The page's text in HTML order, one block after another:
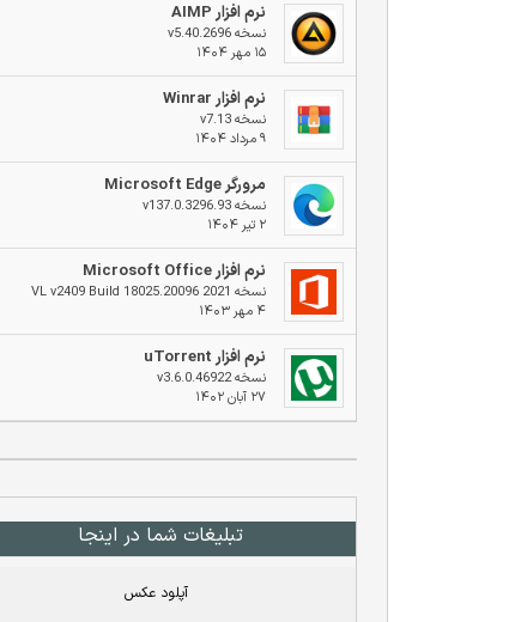
نرم افزار AIMP
نسخه v5.40.2696
۱۵ مهر ۱۴۰۴
نرم افزار Winrar
نسخه v7.13
۹ مرداد ۱۴۰۴
مرورگر Microsoft Edge
نسخه v137.0.3296.93
۲ تیر ۱۴۰۴
نرم افزار Microsoft Office
نسخه 2021 VL v2409 Build 18025.20096
۴ مهر ۱۴۰۳
نرم افزار uTorrent
نسخه v3.6.0.46922
۲۷ آبان ۱۴۰۲
تبلیغات شما در اینجا
آپلود عکس